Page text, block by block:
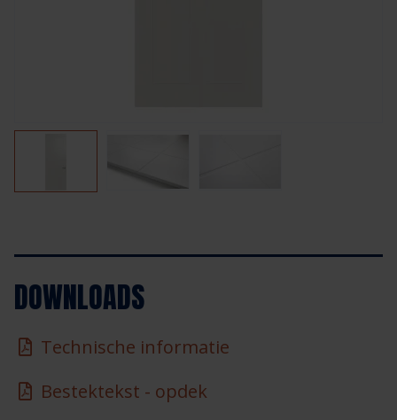
DOWNLOADS
Technische informatie
Bestektekst - opdek